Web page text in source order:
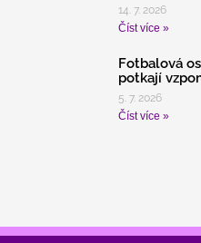
14. 7. 2026
Číst více »
Fotbalová
potkají
5. 7. 2026
Číst více »